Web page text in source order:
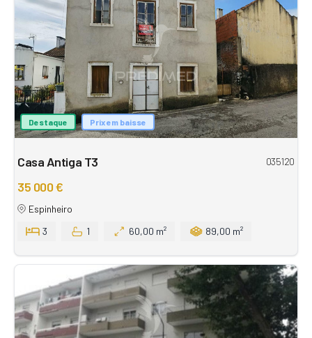
Destaque Prix em baisse
Casa Antiga T3 035120
35 000 €
Espinheiro
3
1 60,00 m² 89,00 m²